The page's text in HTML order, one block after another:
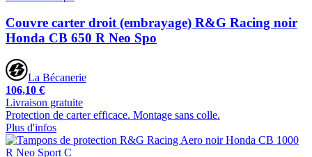
Couvre carter droit (embrayage) R&G Racing noir
Honda CB 650 R Neo Spo
La Bécanerie
106,10 €
Livraison gratuite
Protection de carter efficace. Montage sans colle.
Plus d'infos